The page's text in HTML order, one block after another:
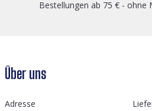
Bestellungen ab 75 € - ohne
Über uns
Adresse